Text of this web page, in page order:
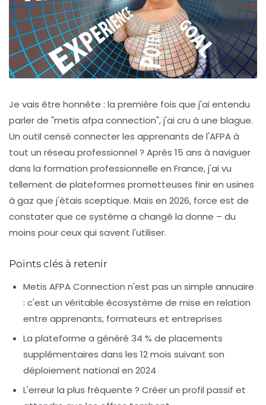
Je vais être honnête : la première fois que j'ai entendu
parler de "metis afpa connection", j'ai cru à une blague.
Un outil censé connecter les apprenants de l'AFPA à
tout un réseau professionnel ? Après 15 ans à naviguer
dans la formation professionnelle en France, j'ai vu
tellement de plateformes prometteuses finir en usines
à gaz que j'étais sceptique. Mais en 2026, force est de
constater que ce système a changé la donne – du
moins pour ceux qui savent l'utiliser.
Points clés à retenir
Metis AFPA Connection n'est pas un simple annuaire
: c'est un véritable écosystème de mise en relation
entre apprenants, formateurs et entreprises
La plateforme a généré 34 % de placements
supplémentaires dans les 12 mois suivant son
déploiement national en 2024
L'erreur la plus fréquente ? Créer un profil passif et